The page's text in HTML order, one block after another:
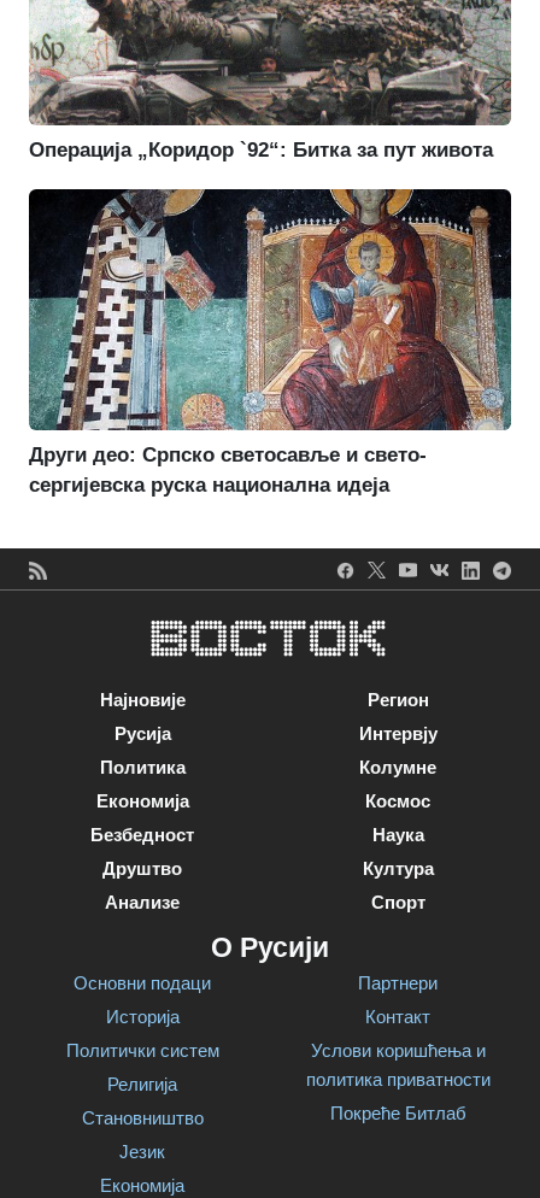
Операција „Коридор `92“: Битка за пут живота
Други део: Српско светосавље и свето-
сергијевска руска национална идеја
Најновије
Русија
Политика
Економија
Безбедност
Друштво
Анализе
Регион
Интервју
Колумне
Космос
Наука
Култура
Спорт
О Русији
Основни подаци
Историја
Политички систем
Религија
Становништво
Језик
Економија
Партнери
Контакт
Услови коришћења и
политика приватности
Покреће Битлаб